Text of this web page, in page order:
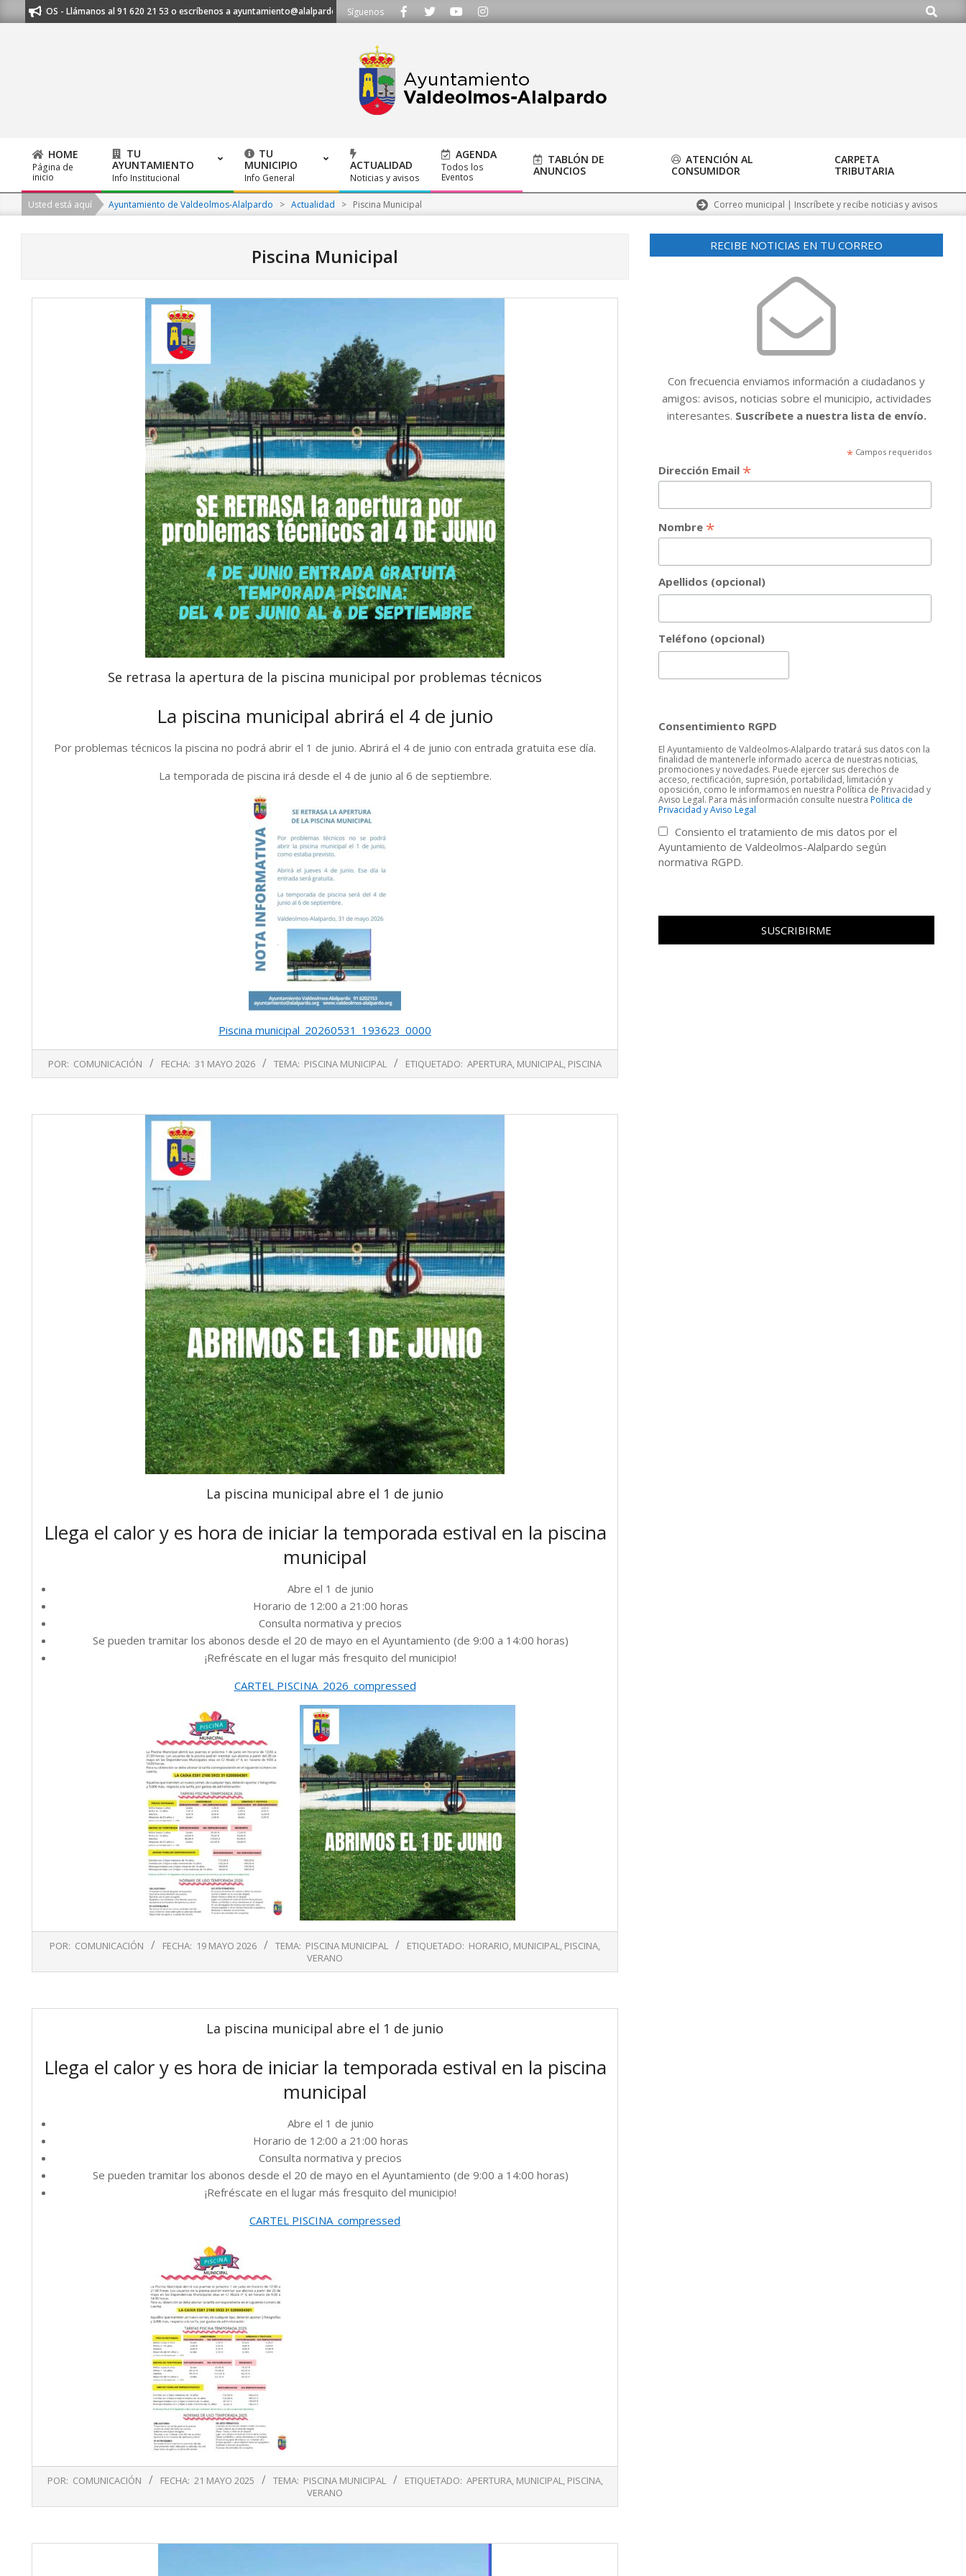
to
- Llámanos al 91 620 21 53 o escríbenos a ayuntamiento@alalpardo.org TE ESCUCHAMOS - Llámanos al 91 620 21 53 o escríbenos a ayuntamiento@alalpardo.org
Síguenos Buscar
Primary
Navigation
Menu
HOME
Página de
inicio
TU
AYUNTAMIENTO
Info Institucional
TU
MUNICIPIO
Info General
ACTUALIDAD
Noticias y avisos
AGENDA
Todos los
Eventos
TABLÓN DE
ANUNCIOS
ATENCIÓN AL
CONSUMIDOR
CARPETA
TRIBUTARIA
Usted está aquí Ayuntamiento de Valdeolmos-Alalpardo > Actualidad > Piscina Municipal Correo municipal | Inscríbete y recibe noticias y avisos
Piscina Municipal
Se retrasa la apertura de la piscina municipal por problemas técnicos
La piscina municipal abrirá el 4 de junio
Por problemas técnicos la piscina no podrá abrir el 1 de junio. Abrirá el 4 de junio con entrada gratuita ese día.
La temporada de piscina irá desde el 4 de junio al 6 de septiembre.
Piscina municipal_20260531_193623_0000
POR: COMUNICACIÓN FECHA: 31 MAYO 2026 TEMA: PISCINA MUNICIPAL ETIQUETADO: APERTURA, MUNICIPAL, PISCINA
La piscina municipal abre el 1 de junio
Llega el calor y es hora de iniciar la temporada estival en la piscina
municipal
Abre el 1 de junio
Horario de 12:00 a 21:00 horas
Consulta normativa y precios
Se pueden tramitar los abonos desde el 20 de mayo en el Ayuntamiento (de 9:00 a 14:00 horas)
¡Refréscate en el lugar más fresquito del municipio!
CARTEL PISCINA_2026_compressed
19
POR: COMUNICACIÓN FECHA: 19 MAYO 2026 TEMA: PISCINA MUNICIPAL ETIQUETADO: HORARIO, MUNICIPAL, PISCINA,
VERANO
La piscina municipal abre el 1 de junio
Llega el calor y es hora de iniciar la temporada estival en la piscina
municipal
Abre el 1 de junio
Horario de 12:00 a 21:00 horas
Consulta normativa y precios
Se pueden tramitar los abonos desde el 20 de mayo en el Ayuntamiento (de 9:00 a 14:00 horas)
¡Refréscate en el lugar más fresquito del municipio!
CARTEL PISCINA_compressed
05-
21
POR: COMUNICACIÓN FECHA: 21 MAYO 2025 TEMA: PISCINA MUNICIPAL ETIQUETADO: APERTURA, MUNICIPAL, PISCINA,
VERANO
RECIBE NOTICIAS EN TU CORREO
Con frecuencia enviamos información a ciudadanos y
amigos: avisos, noticias sobre el municipio, actividades
interesantes. Suscríbete a nuestra lista de envío.
* Campos requeridos
Dirección Email *
Nombre *
Apellidos (opcional)
Teléfono (opcional)
Consentimiento RGPD
El Ayuntamiento de Valdeolmos-Alalpardo tratará sus datos con la
finalidad de mantenerle informado acerca de nuestras noticias,
promociones y novedades. Puede ejercer sus derechos de
acceso, rectificación, supresión, portabilidad, limitación y
oposición, como le informamos en nuestra Política de Privacidad y
Aviso Legal. Para más información consulte nuestraPolitica de
Privacidad y Aviso Legal
Consiento el tratamiento de mis datos por el
Ayuntamiento de Valdeolmos-Alalpardo según
normativa RGPD.